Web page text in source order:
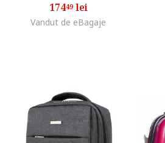
17449lei
Vandut de eBagaje